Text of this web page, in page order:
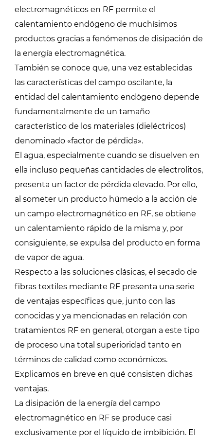
electromagnéticos en RF permite el
calentamiento endógeno de muchísimos
productos gracias a fenómenos de disipación de
la energía electromagnética.
También se conoce que, una vez establecidas
las características del campo oscilante, la
entidad del calentamiento endógeno depende
fundamentalmente de un tamaño
característico de los materiales (dieléctricos)
denominado «factor de pérdida».
El agua, especialmente cuando se disuelven en
ella incluso pequeñas cantidades de electrolitos,
presenta un factor de pérdida elevado. Por ello,
al someter un producto húmedo a la acción de
un campo electromagnético en RF, se obtiene
un calentamiento rápido de la misma y, por
consiguiente, se expulsa del producto en forma
de vapor de agua.
Respecto a las soluciones clásicas, el secado de
fibras textiles mediante RF presenta una serie
de ventajas específicas que, junto con las
conocidas y ya mencionadas en relación con
tratamientos RF en general, otorgan a este tipo
de proceso una total superioridad tanto en
términos de calidad como económicos.
Explicamos en breve en qué consisten dichas
ventajas.
La disipación de la energía del campo
electromagnético en RF se produce casi
exclusivamente por el líquido de imbibición. El